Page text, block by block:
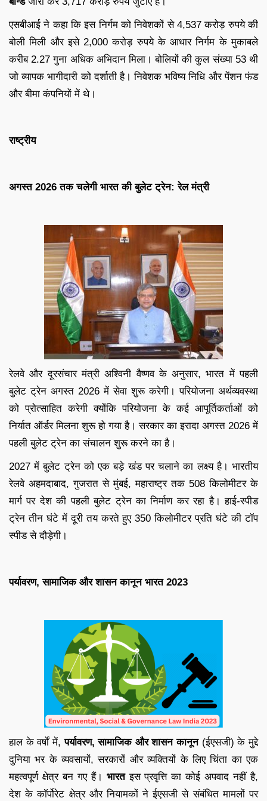
एसबीआई ने कहा कि इस निर्गम को निवेशकों से 4,537 करोड़ रुपये की
बोली मिली और इसे 2,000 करोड़ रुपये के आधार निर्गम के मुकाबले
करीब 2.27 गुना अधिक अभिदान मिला। बोलियों की कुल संख्या 53 थी
जो व्यापक भागीदारी को दर्शाती है। निवेशक भविष्य निधि और पेंशन फंड
और बीमा कंपनियों में थे।
राष्ट्रीय
अगस्त 2026 तक चलेगी भारत की बुलेट ट्रेन: रेल मंत्री
रेलवे और दूरसंचार मंत्री अश्विनी वैष्णव के अनुसार, भारत में पहली
बुलेट ट्रेन अगस्त 2026 में सेवा शुरू करेगी। परियोजना अर्थव्यवस्था
को प्रोत्साहित करेगी क्योंकि परियोजना के कई आपूर्तिकर्ताओं को
निर्यात ऑर्डर मिलना शुरू हो गया है। सरकार का इरादा अगस्त 2026 में
पहली बुलेट ट्रेन का संचालन शुरू करने का है।
2027 में बुलेट ट्रेन को एक बड़े खंड पर चलाने का लक्ष्य है। भारतीय
रेलवे अहमदाबाद, गुजरात से मुंबई, महाराष्ट्र तक 508 किलोमीटर के
मार्ग पर देश की पहली बुलेट ट्रेन का निर्माण कर रहा है। हाई-स्पीड
ट्रेन तीन घंटे में दूरी तय करते हुए 350 किलोमीटर प्रति घंटे की टॉप
स्पीड से दौड़ेगी।
पर्यावरण, सामाजिक और शासन कानून भारत 2023
हाल के वर्षों में,पर्यावरण, सामाजिक और शासन कानून(ईएसजी) के मुद्दे
दुनिया भर के व्यवसायों, सरकारों और व्यक्तियों के लिए चिंता का एक
महत्वपूर्ण क्षेत्र बन गए हैं। भारतइस प्रवृत्ति का कोई अपवाद नहीं है,
देश के कॉर्पोरेट क्षेत्र और नियामकों ने ईएसजी से संबंधित मामलों पर